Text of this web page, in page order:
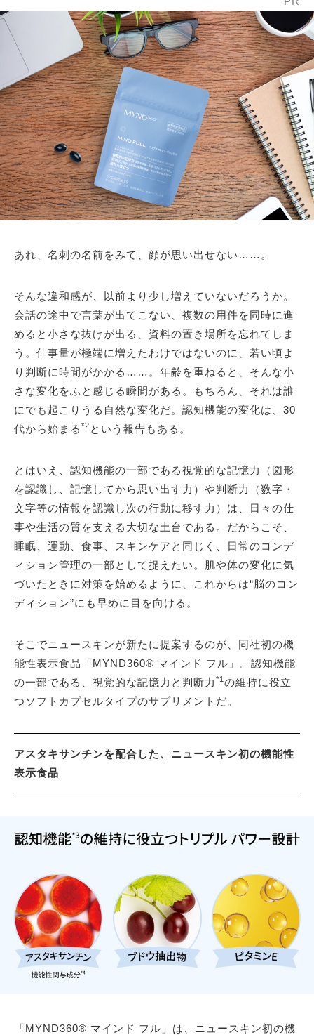
あれ、名刺の名前をみて、顔が思い出せない……。
そんな違和感が、以前より少し増えていないだろうか。
会話の途中で言葉が出てこない、複数の用件を同時に進
めると小さな抜けが出る、資料の置き場所を忘れてしま
う。仕事量が極端に増えたわけではないのに、若い頃よ
り判断に時間がかかる……。年齢を重ねると、そんな小
さな変化をふと感じる瞬間がある。もちろん、それは誰
にでも起こりうる自然な変化だ。認知機能の変化は、30
代から始まる *2 という報告もある。
とはいえ、認知機能の一部である視覚的な記憶力（図形
を認識し、記憶してから思い出す力）や判断力（数字・
文字等の情報を認識し次の行動に移す力）は、日々の仕
事や生活の質を支える大切な土台である。だからこそ、
睡眠、運動、食事、スキンケアと同じく、日常のコンデ
ィション管理の一部として捉えたい。肌や体の変化に気
づいたときに対策を始めるように、これからは“脳のコン
ディション”にも早めに目を向ける。
そこでニュースキンが新たに提案するのが、同社初の機
能性表示食品「MYND360® マインド フル」。認知機能
の一部である、視覚的な記憶力と判断力 *1 の維持に役立
つソフトカプセルタイプのサプリメントだ。
アスタキサンチンを配合した、ニュースキン初の機能性
表示食品
「MYND360® マインド フル」は、ニュースキン初の機